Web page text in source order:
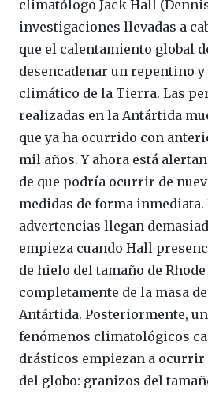
climatólogo Jack Hall
investigaciones llevadas a
que el calentamiento global
desencadenar un repentino
climático de la Tierra. Las
realizadas en la Antártida
que ya ha ocurrido con
mil años. Y ahora está
de que podría ocurrir de
medidas de forma inmediata.
advertencias llegan
empieza cuando Hall
de hielo del tamaño de
completamente de la masa
Antártida. Posteriormente,
fenómenos climatológicos
drásticos empiezan a
del globo: granizos del